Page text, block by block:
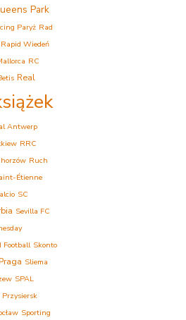
Park
Paryż Rad
Rapid Wiedeń
RC
Real
Antwerp
RRC
Ruch
Étienne
SC
Sevilla FC
Football Skonto
Sliema
SPAL
Przysiersk
Sporting